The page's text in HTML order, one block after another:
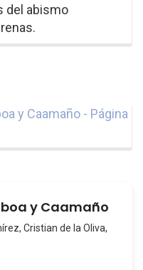
del abismo
y Caamaño - Página
y Caamaño
Cristian de la Oliva,